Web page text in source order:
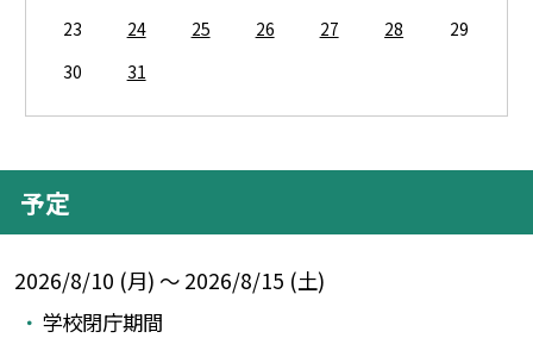
23
24 25 26 27 28
29
30
31
予定
2026/8/10 (月) ～ 2026/8/15 (土)
学校閉庁期間